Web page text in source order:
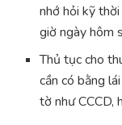
nhớ hỏi kỹ
giờ ngày hôm
Thủ tục cho
cần có bằng
tờ như CCCD,